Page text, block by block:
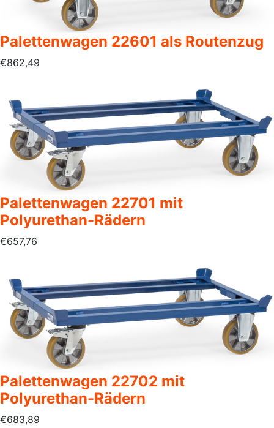
Palettenwagen 22601 als Routenzug
€862,49
Palettenwagen 22701 mit
Polyurethan-Rädern
€657,76
Palettenwagen 22702 mit
Polyurethan-Rädern
€683,89